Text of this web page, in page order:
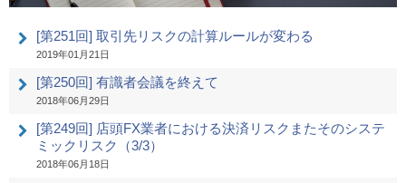
[第251回] 取引先リスクの計算ルールが変わる
2019年01月21日
[第250回] 有識者会議を終えて
2018年06月29日
[第249回] 店頭FX業者における決済リスクまたそのシステ
ミックリスク（3/3）
2018年06月18日